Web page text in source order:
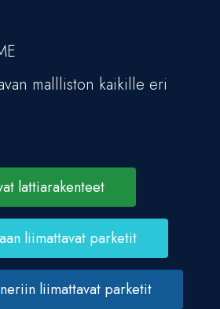
mallliston kaikille eri
lattiarakenteet
liimattavat parketit
liimattavat parketit